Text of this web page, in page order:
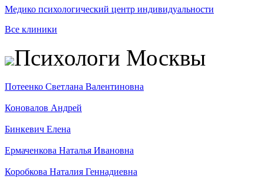
Медико психологический центр индивидуальности
Все клиники
Психологи Москвы
Потеенко Светлана Валентиновна
Коновалов Андрей
Бинкевич Елена
Ермаченкова Наталья Ивановна
Коробкова Наталия Геннадиевна